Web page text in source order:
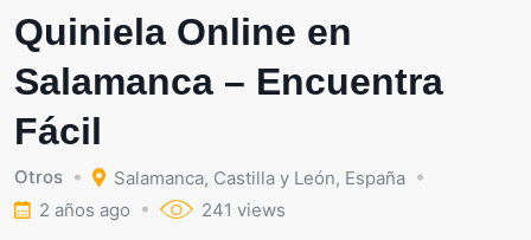
Quiniela Online en
Salamanca – Encuentra
Fácil
Otros Salamanca, Castilla y León, España
2 años ago
241 views